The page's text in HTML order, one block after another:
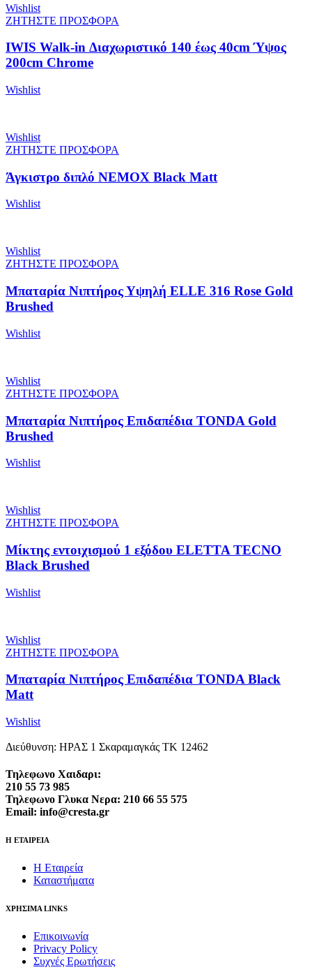
Wishlist
ΖΗΤΗΣΤΕ ΠΡΟΣΦΟΡΑ
IWIS Walk-in Διαχωριστικό 140 έως 40cm Ύψος
200cm Chrome
Wishlist
Wishlist
ΖΗΤΗΣΤΕ ΠΡΟΣΦΟΡΑ
Άγκιστρο διπλό NEMOX Black Matt
Wishlist
Wishlist
ΖΗΤΗΣΤΕ ΠΡΟΣΦΟΡΑ
Μπαταρία Νιπτήρος Υψηλή ELLE 316 Rose Gold
Brushed
Wishlist
Wishlist
ΖΗΤΗΣΤΕ ΠΡΟΣΦΟΡΑ
Μπαταρία Νιπτήρος Επιδαπέδια TONDA Gold
Brushed
Wishlist
Wishlist
ΖΗΤΗΣΤΕ ΠΡΟΣΦΟΡΑ
Μίκτης εντοιχισμού 1 εξόδου ELETTA TECNO
Black Brushed
Wishlist
Wishlist
ΖΗΤΗΣΤΕ ΠΡΟΣΦΟΡΑ
Μπαταρία Νιπτήρος Επιδαπέδια TONDA Black
Matt
Wishlist
Διεύθυνση: ΗΡΑΣ 1 Σκαραμαγκάς ΤΚ 12462
Τηλεφωνο Χαιδαρι:
210 55 73 985
Τηλεφωνο Γλυκα Νερα: 210 66 55 575
Email: info@cresta.gr
Η ΕΤΑΙΡΕΙΑ
Η Εταιρεία
Καταστήματα
ΧΡΗΣΙΜΑ LINKS
Επικοινωνία
Privacy Policy
Συχνές Ερωτήσεις